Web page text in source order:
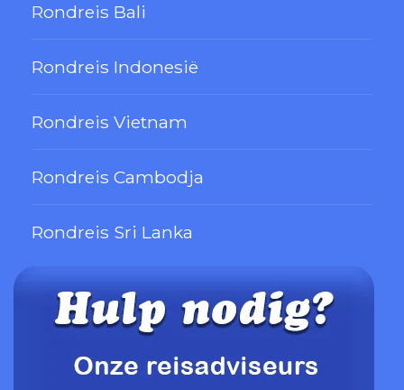
Rondreis Bali
Rondreis Indonesië
Rondreis Vietnam
Rondreis Cambodja
Rondreis Sri Lanka